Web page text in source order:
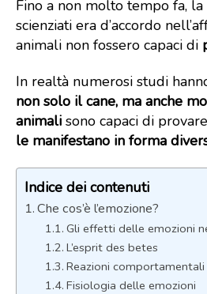
Fino a non molto tempo fa,
scienziati era d’accordo
animali non fossero capaci di
In realtà numerosi studi
non solo il cane, ma anche
animali sono capaci di
le manifestano in forma
Indice dei contenuti
Che cos’è l’emozione?
Gli effetti delle emozioni
L’esprit des betes
Reazioni comportamentali
Fisiologia delle emozioni